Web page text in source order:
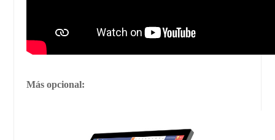
Más opcional: